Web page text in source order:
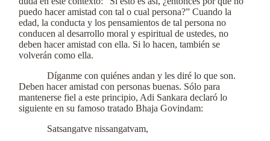
puedo hacer amistad con tal o cual persona?” Cuando la
edad, la conducta y los pensamientos de tal persona no
conducen al desarrollo moral y espiritual de ustedes, no
deben hacer amistad con ella. Si lo hacen, también se
volverán como ella.
Díganme con quiénes andan y les diré lo que son.
Deben hacer amistad con personas buenas. Sólo para
mantenerse fiel a este principio, Adi Sankara declaró lo
siguiente en su famoso tratado Bhaja Govindam:
Satsangatve nissangatvam,